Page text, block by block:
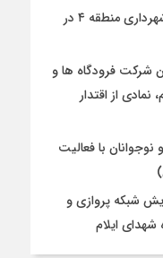
خدمات رسانی موکب محبان الرضای شهرداری منطقه ۴ در
شرکت فرودگاه ها و
از اقتدار
با فعالیت
شبکه پروازی و
ایلام